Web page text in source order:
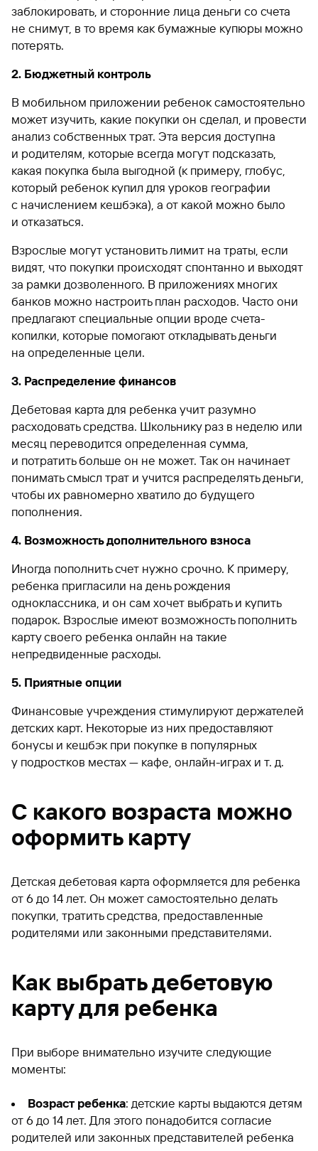
заблокировать, и сторонние лица деньги со счета
не снимут, в то время как бумажные купюры можно
потерять.
2. Бюджетный контроль
В мобильном приложении ребенок самостоятельно
может изучить, какие покупки он сделал, и провести
анализ собственных трат. Эта версия доступна
и родителям, которые всегда могут подсказать,
какая покупка была выгодной (к примеру, глобус,
который ребенок купил для уроков географии
с начислением кешбэка), а от какой можно было
и отказаться.
Взрослые могут установить лимит на траты, если
видят, что покупки происходят спонтанно и выходят
за рамки дозволенного. В приложениях многих
банков можно настроить план расходов. Часто они
предлагают специальные опции вроде счета-
копилки, которые помогают откладывать деньги
на определенные цели.
3. Распределение финансов
Дебетовая карта для ребенка учит разумно
расходовать средства. Школьнику раз в неделю или
месяц переводится определенная сумма,
и потратить больше он не может. Так он начинает
понимать смысл трат и учится распределять деньги,
чтобы их равномерно хватило до будущего
пополнения.
4. Возможность дополнительного взноса
Иногда пополнить счет нужно срочно. К примеру,
ребенка пригласили на день рождения
одноклассника, и он сам хочет выбрать и купить
подарок. Взрослые имеют возможность пополнить
карту своего ребенка онлайн на такие
непредвиденные расходы.
5. Приятные опции
Финансовые учреждения стимулируют держателей
детских карт. Некоторые из них предоставляют
бонусы и кешбэк при покупке в популярных
у подростков местах — кафе, онлайн-играх и т. д.
С какого возраста можно
оформить карту
Детская дебетовая карта оформляется для ребенка
от 6 до 14 лет. Он может самостоятельно делать
покупки, тратить средства, предоставленные
родителями или законными представителями.
Как выбрать дебетовую
карту для ребенка
При выборе внимательно изучите следующие
моменты:
Возраст ребенка: детские карты выдаются детям
от 6 до 14 лет. Для этого понадобится согласие
родителей или законных представителей ребенка